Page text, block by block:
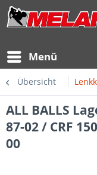
Menü
Übersicht
ALL BALLS
87-02 / CRF
00